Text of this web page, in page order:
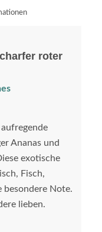
roter
Ananas und
exotische
Fisch,
besondere Note.
lieben.